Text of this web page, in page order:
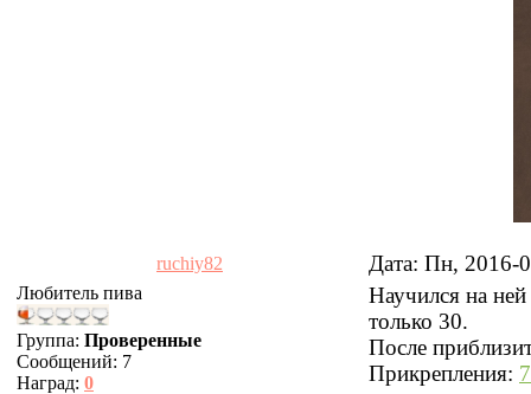
ruchiy82 Дата: Пн,
Любитель пива
Группа: Проверенные
Сообщений: 7
Наград: 0
Научился на
только 30.
После
Прикрепления: